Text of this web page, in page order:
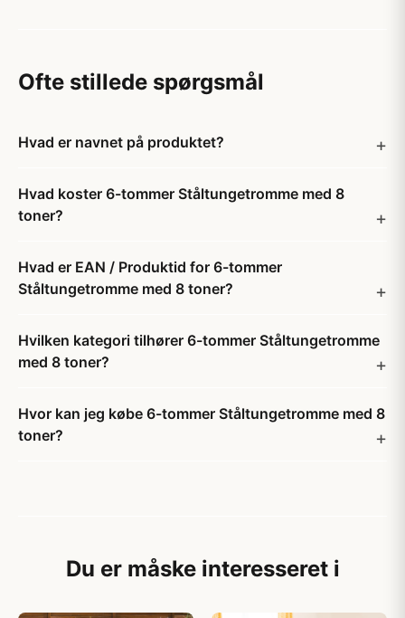
Ofte stillede spørgsmål
Hvad er navnet på produktet?
Hvad koster 6-tommer Ståltungetromme med 8
toner?
Hvad er EAN / Produktid for 6-tommer
Ståltungetromme med 8 toner?
Hvilken kategori tilhører 6-tommer Ståltungetromme
med 8 toner?
Hvor kan jeg købe 6-tommer Ståltungetromme med 8
toner?
Du er måske interesseret i